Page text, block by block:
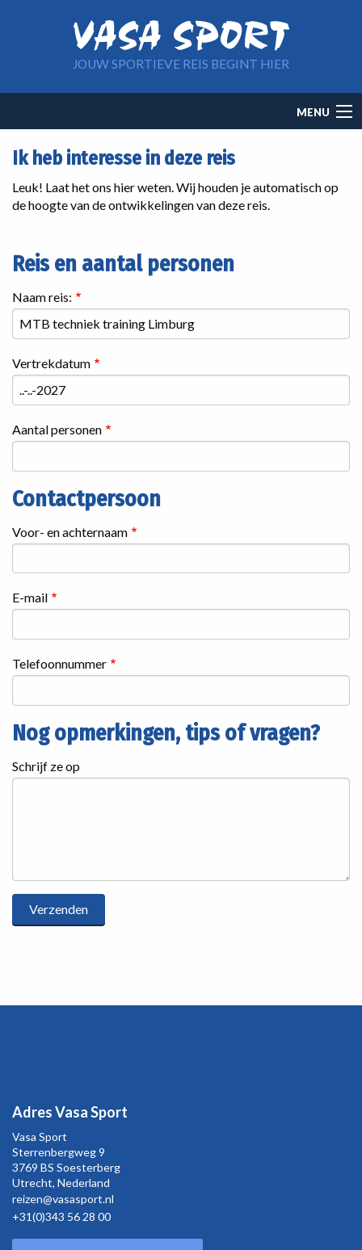
JOUW SPORTIEVE REIS BEGINT HIER
navigation
MENU
Ik heb interesse in deze reis
Leuk! Laat het ons hier weten. Wij houden je automatisch op
de hoogte van de ontwikkelingen van deze reis.
Reis en aantal personen
Naam reis:
Vertrekdatum
Aantal personen
Contactpersoon
Contactgegevens
Voor- en achternaam
E-mail
Telefoonnummer
Nog opmerkingen, tips of vragen?
Schrijf ze op
Adres Vasa Sport
Vasa Sport
Sterrenbergweg9
3769 BS Soesterberg
Utrecht, Nederland
reizen@vasasport.nl
+31(0)343 56 28 00